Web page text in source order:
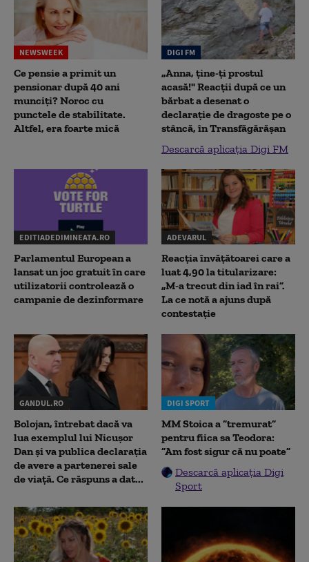
NEWSWEEK
Ce pensie a primit un
pensionar după 40 ani
munciți? Noroc cu
punctele de stabilitate.
Altfel, era foarte mică
DIGI FM
„Anna, ţine-ţi prostul
acasă!" Reacţii după ce un
bărbat a desenat o
declaraţie de dragoste pe o
stâncă, în Transfăgărăşan
Descarcă aplicația Digi FM
EDITIADEDIMINEATA.RO
Parlamentul European a
lansat un joc gratuit în care
utilizatorii controlează o
campanie de dezinformare
ADEVARUL
Reacția învățătoarei care a
luat 4,90 la titularizare:
„M-a trecut din iad în rai”.
La ce notă a ajuns după
contestație
GANDUL.RO
Bolojan, întrebat dacă va
lua exemplul lui Nicușor
Dan și va publica declarația
de avere a partenerei sale
de viață. Ce răspuns a dat...
DIGI SPORT
MM Stoica a ”tremurat”
pentru fiica sa Teodora:
”Am fost sigur că nu poate”
Descarcă aplicația Digi
Sport